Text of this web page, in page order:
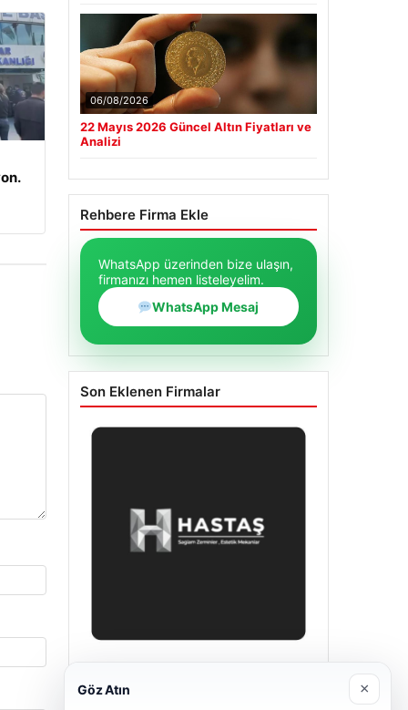
06/08/2026
22 Mayıs 2026 Güncel Altın Fiyatları ve
Analizi
Rehbere Firma Ekle
WhatsApp üzerinden bize ulaşın,
firmanızı hemen listeleyelim.
WhatsApp Mesaj
Son Eklenen Firmalar
28/04/2026
Göz Atın ×